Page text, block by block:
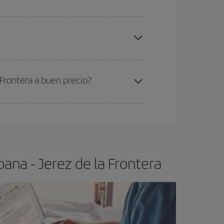
Jerez de la Frontera-dest
a buen precio?
- Jerez de la Frontera